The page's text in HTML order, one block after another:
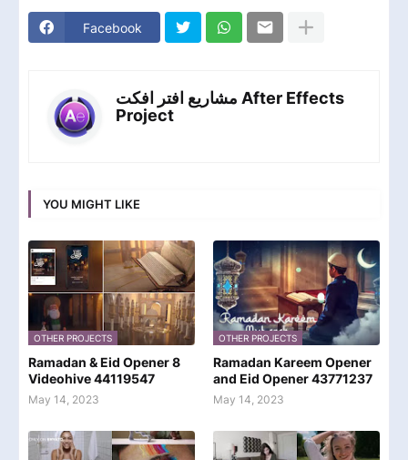
Facebook
مشاريع افتر افكت After Effects
Project
YOU MIGHT LIKE
OTHER PROJECTS
Ramadan & Eid Opener 8
Videohive 44119547
May 14, 2023
OTHER PROJECTS
Ramadan Kareem Opener
and Eid Opener 43771237
May 14, 2023